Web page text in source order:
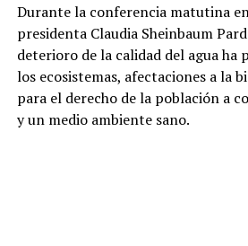
Durante la conferencia matutina
presidenta Claudia Sheinbaum
deterioro de la calidad del agua ha
los ecosistemas, afectaciones a la
para el derecho de la población a
y un medio ambiente sano.